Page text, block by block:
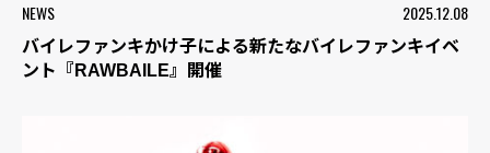
NEWS 2025.12.08
バイレファンキかけ子による新たなバイレファンキイベ
ント『RAWBAILE』開催